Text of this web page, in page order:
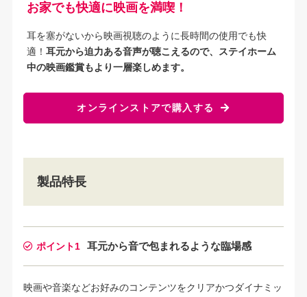
お家でも快適に映画を満喫！
耳を塞がないから映画視聴のように長時間の使用でも快
適！ 耳元から迫力ある音声が聴こえるので、ステイホーム
中の映画鑑賞もより一層楽しめます。
オンラインストアで購入する
製品特長
ポイント1 耳元から音で包まれるような臨場感
映画や音楽などお好みのコンテンツをクリアかつダイナミッ